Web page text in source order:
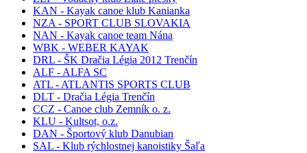
KAN - Kayak canoe klub Kanianka
NZA - SPORT CLUB SLOVAKIA
NAN - Kayak canoe team Nána
WBK - WEBER KAYAK
DRL - ŠK Dračia Légia 2012 Trenčín
ALF - ALFA SC
ATL - ATLANTIS SPORTS CLUB
DLT - Dračia Légia Trenčín
CCZ - Canoe club Zemník o. z.
KLU - Kultsot, o.z.
DAN - Športový klub Danubian
SAL - Klub rýchlostnej kanoistiky Šaľa